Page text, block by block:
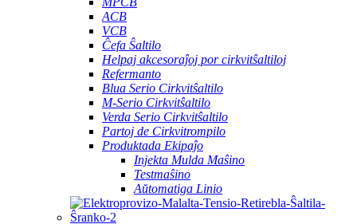
ACB
VCB
Ĉefa Ŝaltilo
Helpaj akcesoraĵoj por cirkvitŝaltiloj
Refermanto
Blua Serio Cirkvitŝaltilo
M-Serio Cirkvitŝaltilo
Verda Serio Cirkvitŝaltilo
Partoj de Cirkvitrompilo
Produktada Ekipaĵo
Injekta Mulda Maŝino
Testmaŝino
Aŭtomatiga Linio